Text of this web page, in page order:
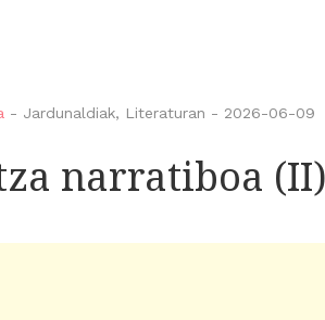
- Jardunaldiak, Literaturan - 2026-06-09
narratiboa (II)